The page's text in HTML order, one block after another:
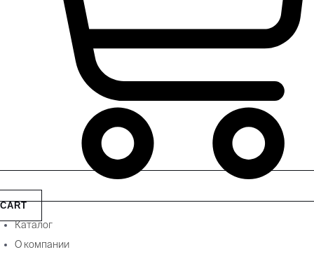
CART
Каталог
О компании